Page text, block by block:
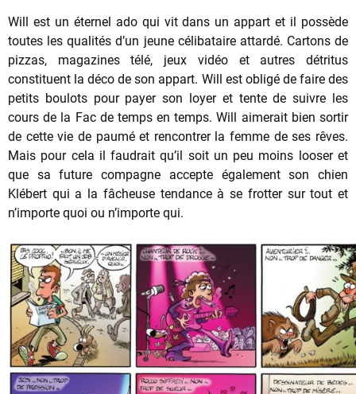
Will est un éternel ado qui vit dans un appart et il possède
toutes les qualités d’un jeune célibataire attardé. Cartons de
pizzas, magazines télé, jeux vidéo et autres détritus
constituent la déco de son appart. Will est obligé de faire des
petits boulots pour payer son loyer et tente de suivre les
cours de la Fac de temps en temps. Will aimerait bien sortir
de cette vie de paumé et rencontrer la femme de ses rêves.
Mais pour cela il faudrait qu’il soit un peu moins looser et
que sa future compagne accepte également son chien
Klébert qui a la fâcheuse tendance à se frotter sur tout et
n’importe quoi ou n’importe qui.